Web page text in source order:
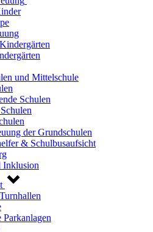
und Mittelschule
Schulen
der Grundschulen
& Schulbusaufsicht
Inklusion